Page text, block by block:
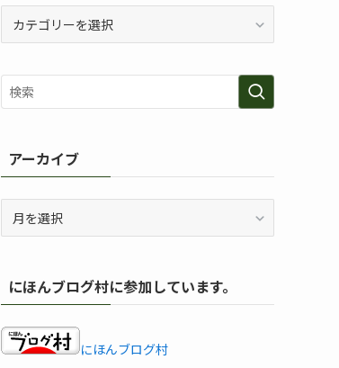
リ
ー
アーカイブ
ブにほんブログ村に参加しています。
にほんブログ村